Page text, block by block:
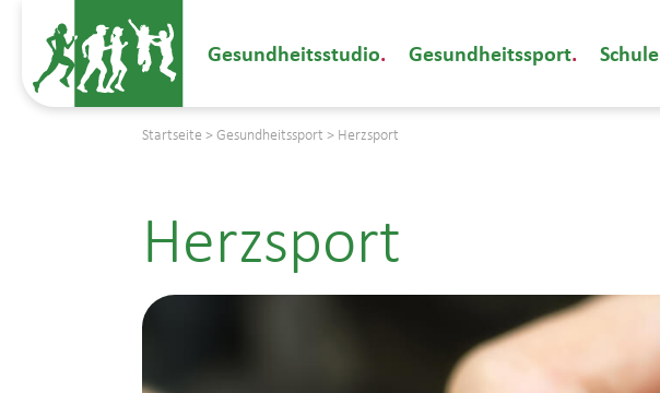
Gesundheitsstudio Gesundheitssport Schule
Startseite > Gesundheitssport > Herzsport
Herzsport